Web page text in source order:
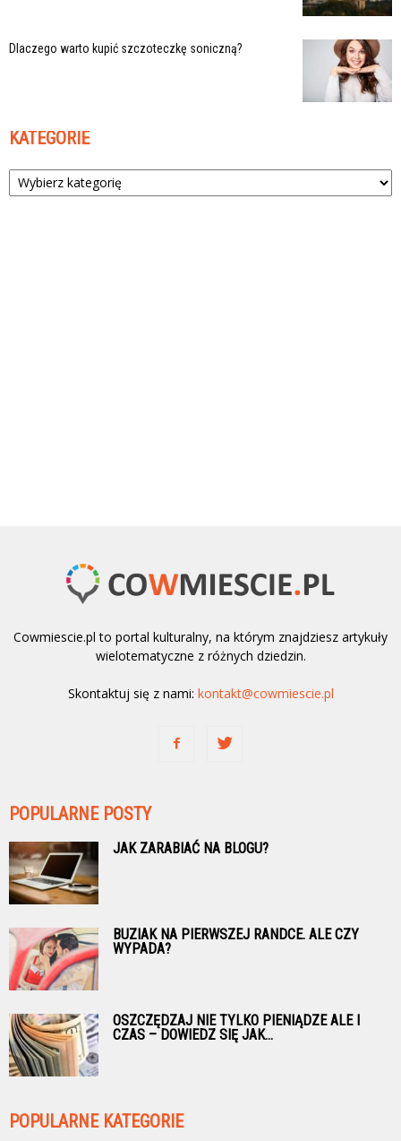
Dlaczego warto kupić szczoteczkę soniczną?
KATEGORIE
Kategorie
Cowmiescie.pl to portal kulturalny, na którym znajdziesz artykuły
wielotematyczne z różnych dziedzin.
Skontaktuj się z nami: kontakt@cowmiescie.pl
POPULARNE POSTY
JAK ZARABIAĆ NA BLOGU?
BUZIAK NA PIERWSZEJ RANDCE. ALE CZY
WYPADA?
OSZCZĘDZAJ NIE TYLKO PIENIĄDZE ALE I
CZAS – DOWIEDZ SIĘ JAK...
POPULARNE KATEGORIE